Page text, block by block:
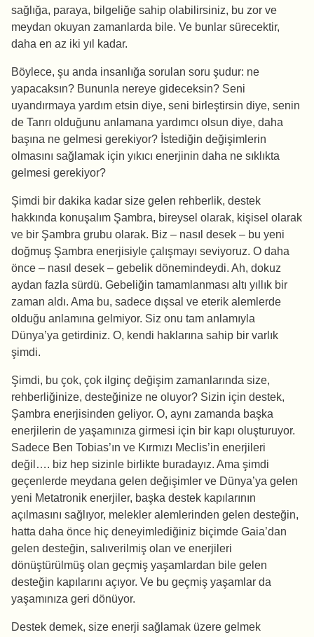
sağlığa, paraya, bilgeliğe sahip olabilirsiniz, bu zor ve
meydan okuyan zamanlarda bile. Ve bunlar sürecektir,
daha en az iki yıl kadar.
Böylece, şu anda insanlığa sorulan soru şudur: ne
yapacaksın? Bununla nereye gideceksin? Seni
uyandırmaya yardım etsin diye, seni birleştirsin diye, senin
de Tanrı olduğunu anlamana yardımcı olsun diye, daha
başına ne gelmesi gerekiyor? İstediğin değişimlerin
olmasını sağlamak için yıkıcı enerjinin daha ne sıklıkta
gelmesi gerekiyor?
Şimdi bir dakika kadar size gelen rehberlik, destek
hakkında konuşalım Şambra, bireysel olarak, kişisel olarak
ve bir Şambra grubu olarak. Biz – nasıl desek – bu yeni
doğmuş Şambra enerjisiyle çalışmayı seviyoruz. O daha
önce – nasıl desek – gebelik dönemindeydi. Ah, dokuz
aydan fazla sürdü. Gebeliğin tamamlanması altı yıllık bir
zaman aldı. Ama bu, sadece dışsal ve eterik alemlerde
olduğu anlamına gelmiyor. Siz onu tam anlamıyla
Dünya’ya getirdiniz. O, kendi haklarına sahip bir varlık
şimdi.
Şimdi, bu çok, çok ilginç değişim zamanlarında size,
rehberliğinize, desteğinize ne oluyor? Sizin için destek,
Şambra enerjisinden geliyor. O, aynı zamanda başka
enerjilerin de yaşamınıza girmesi için bir kapı oluşturuyor.
Sadece Ben Tobias’ın ve Kırmızı Meclis’in enerjileri
değil…. biz hep sizinle birlikte buradayız. Ama şimdi
geçenlerde meydana gelen değişimler ve Dünya’ya gelen
yeni Metatronik enerjiler, başka destek kapılarının
açılmasını sağlıyor, melekler alemlerinden gelen desteğin,
hatta daha önce hiç deneyimlediğiniz biçimde Gaia’dan
gelen desteğin, salıverilmiş olan ve enerjileri
dönüştürülmüş olan geçmiş yaşamlardan bile gelen
desteğin kapılarını açıyor. Ve bu geçmiş yaşamlar da
yaşamınıza geri dönüyor.
Destek demek, size enerji sağlamak üzere gelmek